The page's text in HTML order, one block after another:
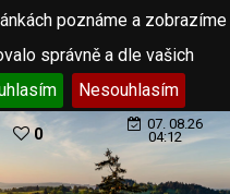
poznáme a zobrazíme
správně a dle vašich
Nesouhlasím
0
07. 08.26
04:12